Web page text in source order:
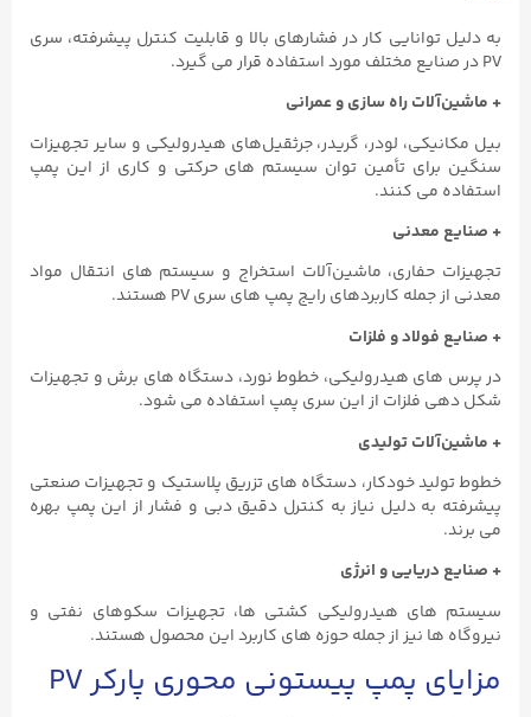
به دلیل توانایی کار در فشارهای بالا و قابلیت کنترل پیشرفته، سری
PV در صنایع مختلف مورد استفاده قرار می‌ گیرد.
+ ماشین‌آلات راه سازی و عمرانی
بیل مکانیکی، لودر، گریدر، جرثقیل‌های هیدرولیکی و سایر تجهیزات
سنگین برای تأمین توان سیستم‌ های حرکتی و کاری از این پمپ
استفاده می ‌کنند.
+ صنایع معدنی
تجهیزات حفاری، ماشین‌آلات استخراج و سیستم‌ های انتقال مواد
معدنی از جمله کاربردهای رایج پمپ‌ های سری PV هستند.
+ صنایع فولاد و فلزات
در پرس‌ های هیدرولیکی، خطوط نورد، دستگاه‌ های برش و تجهیزات
شکل ‌دهی فلزات از این سری پمپ استفاده می ‌شود.
+ ماشین‌آلات تولیدی
خطوط تولید خودکار، دستگاه‌ های تزریق پلاستیک و تجهیزات صنعتی
پیشرفته به دلیل نیاز به کنترل دقیق دبی و فشار از این پمپ بهره
می ‌برند.
+ صنایع دریایی و انرژی
سیستم ‌های هیدرولیکی کشتی ‌ها، تجهیزات سکوهای نفتی و
نیروگاه‌ ها نیز از جمله حوزه ‌های کاربرد این محصول هستند.
مزایای پمپ پیستونی محوری پارکر PV